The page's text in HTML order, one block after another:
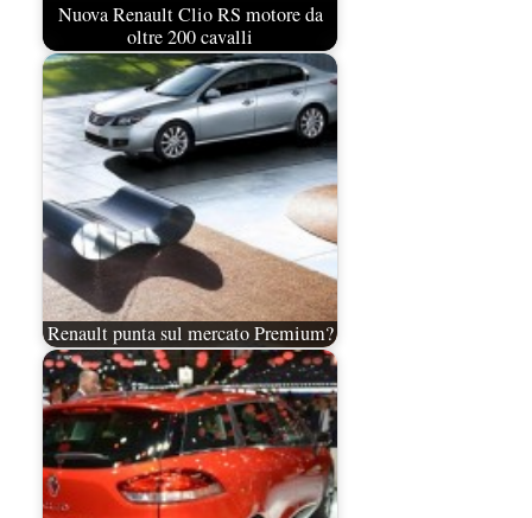
Nuova Renault Clio RS motore da
oltre 200 cavalli
Renault punta sul mercato Premium?